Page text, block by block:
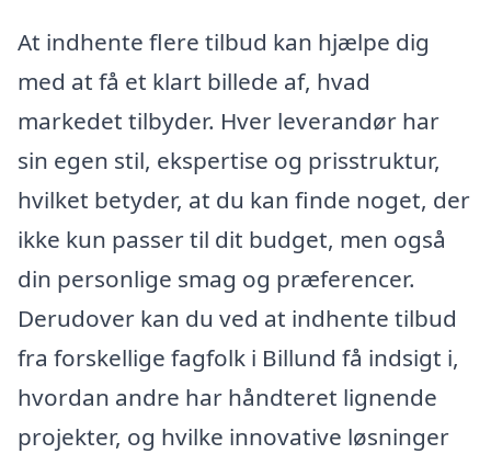
At indhente flere tilbud kan hjælpe dig
med at få et klart billede af, hvad
markedet tilbyder. Hver leverandør har
sin egen stil, ekspertise og prisstruktur,
hvilket betyder, at du kan finde noget, der
ikke kun passer til dit budget, men også
din personlige smag og præferencer.
Derudover kan du ved at indhente tilbud
fra forskellige fagfolk i Billund få indsigt i,
hvordan andre har håndteret lignende
projekter, og hvilke innovative løsninger